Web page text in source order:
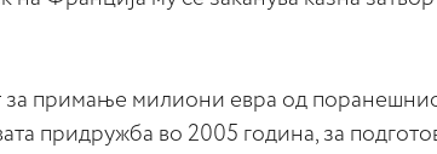
за примање милиони евра од
придружба во 2005 година, за